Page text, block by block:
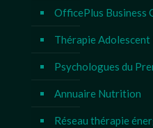
OfficePlus Business
Thérapie Adolescent
Psychologues du
Annuaire Nutrition
Réseau thérapie